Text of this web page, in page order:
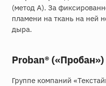
(метод А). За
пламени на ткань на ней
дыра.
Proban® («Пробан»)
Группе компаний